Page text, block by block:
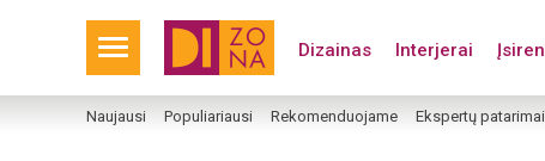
Dizainas Interjerai
Naujausi Populiariausi Rekomenduojame Ekspertų patarimai